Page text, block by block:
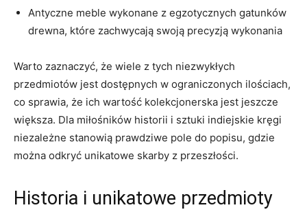
Antyczne ⁤meble wykonane z egzotycznych gatunków
drewna, które zachwycają swoją precyzją wykonania
Warto zaznaczyć, że​ wiele z tych niezwykłych
przedmiotów jest dostępnych w ograniczonych ⁣ilościach,
co sprawia, że ich wartość ⁢kolekcjonerska​ jest jeszcze
większa. Dla ⁤miłośników⁤ historii i ⁣sztuki indiejskie kręgi
⁣niezależne⁤ stanowią prawdziwe ⁤pole⁣ do popisu, gdzie
można odkryć unikatowe skarby z przeszłości.
Historia i unikatowe przedmioty